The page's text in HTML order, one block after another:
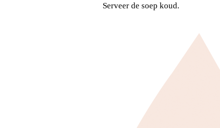
Serveer de soep koud.